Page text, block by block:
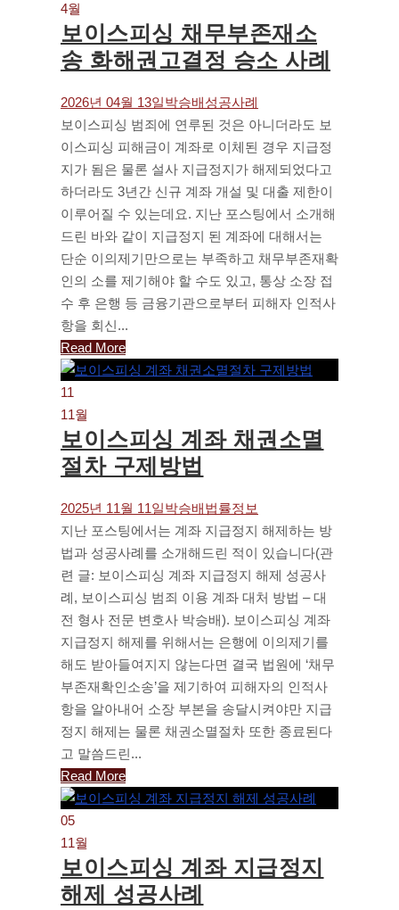
4월
보이스피싱 채무부존재소
송 화해권고결정 승소 사례
2026년 04월 13일박승배성공사례
보이스피싱 범죄에 연루된 것은 아니더라도 보
이스피싱 피해금이 계좌로 이체된 경우 지급정
지가 됨은 물론 설사 지급정지가 해제되었다고
하더라도 3년간 신규 계좌 개설 및 대출 제한이
이루어질 수 있는데요. 지난 포스팅에서 소개해
드린 바와 같이 지급정지 된 계좌에 대해서는
단순 이의제기만으로는 부족하고 채무부존재확
인의 소를 제기해야 할 수도 있고, 통상 소장 접
수 후 은행 등 금융기관으로부터 피해자 인적사
항을 회신...
Read More
11
11월
보이스피싱 계좌 채권소멸
절차 구제방법
2025년 11월 11일박승배법률정보
지난 포스팅에서는 계좌 지급정지 해제하는 방
법과 성공사례를 소개해드린 적이 있습니다(관
련 글: 보이스피싱 계좌 지급정지 해제 성공사
례, 보이스피싱 범죄 이용 계좌 대처 방법 – 대
전 형사 전문 변호사 박승배). 보이스피싱 계좌
지급정지 해제를 위해서는 은행에 이의제기를
해도 받아들여지지 않는다면 결국 법원에 ‘채무
부존재확인소송’을 제기하여 피해자의 인적사
항을 알아내어 소장 부본을 송달시켜야만 지급
정지 해제는 물론 채권소멸절차 또한 종료된다
고 말씀드린...
Read More
05
11월
보이스피싱 계좌 지급정지
해제 성공사례